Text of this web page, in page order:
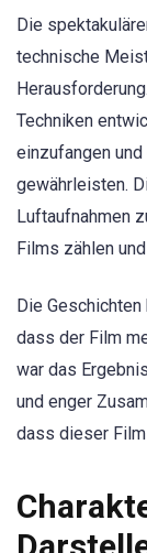
Die
technische
Techniken
einzufangen
gewährleisten.
Luftaufnahmen
Films zählen
Die
dass der Film
war das
und enger
dass dieser